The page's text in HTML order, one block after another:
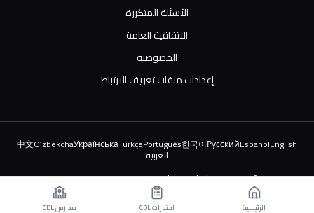
الأسئلة المتكررة
الاتفاقية العامة
الخصوصية
إعدادات ملفات تعريف الارتباط
English
Español
Русский
한국어
Português
Türkçe
Українська
Oʻzbekcha
中文
العربية
© 2026 TruckDriver.help LLC. جميع الحقوق محفوظة.
المنصة مملوكة للشركة وليست مرتبطة بالمنظمات الحكومية.
الرئيسية اختبارات CDL مدارس CDL